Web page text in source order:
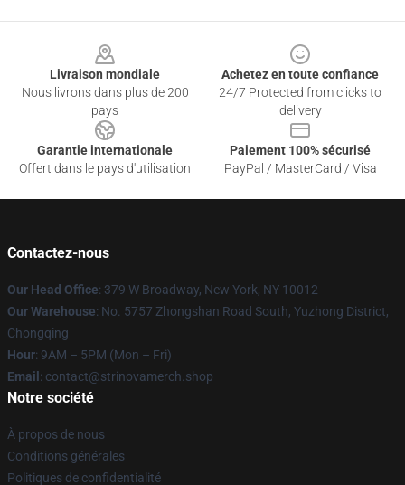
Livraison mondiale
Nous livrons dans plus de 200
pays
Achetez en toute confiance
24/7 Protected from clicks to
delivery
Garantie internationale
Offert dans le pays d'utilisation
Paiement 100% sécurisé
PayPal / MasterCard / Visa
Contactez-nous
Our Head Office: 379 W Broadway, New York, NY 10012
Our Warehouse: No. 5757 Zhongshan Road South, Yuzhong District,
Chongqing
Hour: 9AM – 5PM (Mon – Fri)
Email : contact@strinovamerch.shop
Notre société
À propos de nous
Conditions générales
Politiques de confidentialité